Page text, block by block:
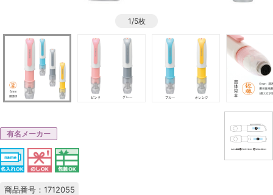
1/5枚
有名メーカー
商品番号：1712055